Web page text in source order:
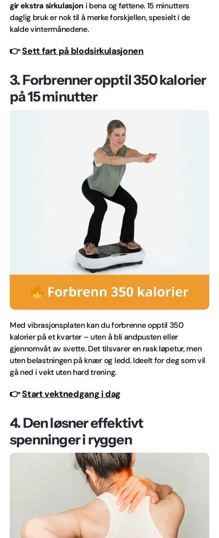
gir ekstra sirkulasjon i bena og føttene. 15 minutters
daglig bruk er nok til å merke forskjellen, spesielt i de
kalde vintermånedene.
👉Sett fart på blodsirkulasjonen
3. Forbrenner opptil 350 kalorier
på 15 minutter
Med vibrasjonsplaten kan du forbrenne opptil 350
kalorier på et kvarter – uten å bli andpusten eller
gjennomvåt av svette. Det tilsvarer en rask løpetur, men
uten belastningen på knær og ledd. Ideelt for deg som vil
gå ned i vekt uten hard trening.
👉Start vektnedgang i dag
4. Den løsner effektivt
spenninger i ryggen